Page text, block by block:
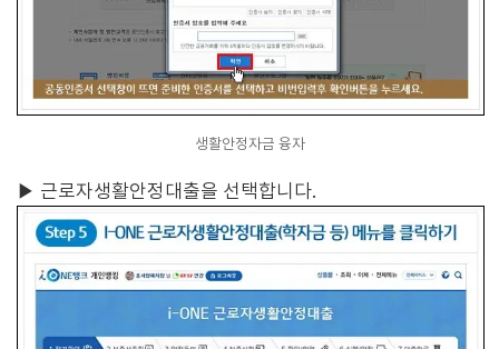
생활안정자금 융자
▶ 근로자생활안정대출을 선택합니다.